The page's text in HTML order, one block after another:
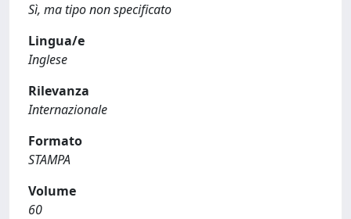
Sì, ma tipo non specificato
Lingua/e
Inglese
Rilevanza
Internazionale
Formato
STAMPA
Volume
60